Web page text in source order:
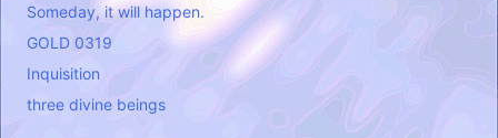
Someday, it will happen.
GOLD 0319
Inquisition
three divine beings